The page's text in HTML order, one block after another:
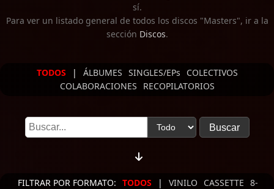
sí.
Para ver un listado general de todos los discos "Masters", ir a la
sección Discos.
TODOS | ÁLBUMES SINGLES/EPs
COLECTIVOS
COLABORACIONES
RECOPILATORIOS
FILTRAR POR FORMATO: TODOS | VINILO CASSETTE 8-